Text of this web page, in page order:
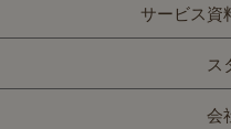
サービス資
ス
会